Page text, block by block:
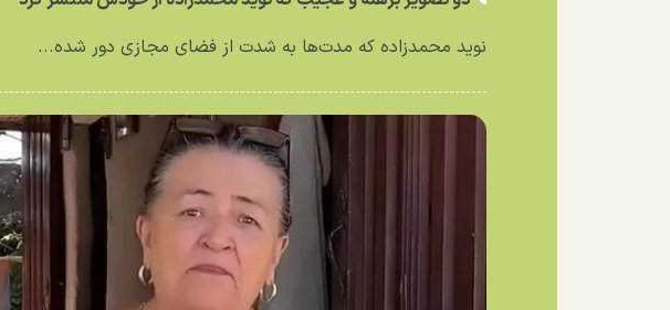
نوید محمدزاده که مدت‌ها به شدت از فضای مجازی دور شده...